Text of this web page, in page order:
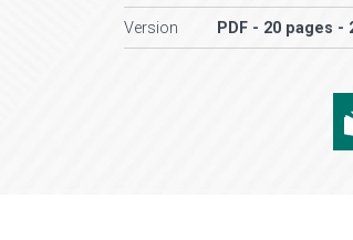
Version PDF - 20 pages -